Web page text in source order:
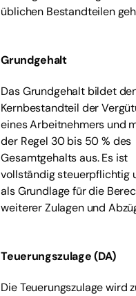
üblichen Bestandteilen
Grundgehalt
Das Grundgehalt bildet
Kernbestandteil der
eines Arbeitnehmers und
der Regel 30 bis 50 % des
Gesamtgehalts aus. Es ist
vollständig steuerpflichtig
als Grundlage für die
weiterer Zulagen und
Teuerungszulage (DA)
Die Teuerungszulage wird